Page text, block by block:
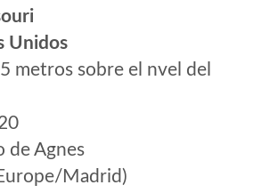
Unidos
metros sobre el nvel del
de Agnes
Madrid)